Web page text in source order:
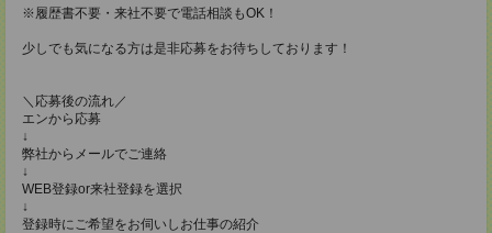
※履歴書不要・来社不要で電話相談もOK！
少しでも気になる方は是非応募をお待ちしております！
＼応募後の流れ／
エンから応募
↓
弊社からメールでご連絡
↓
WEB登録or来社登録を選択
↓
登録時にご希望をお伺いしお仕事の紹介